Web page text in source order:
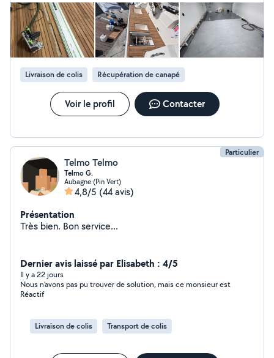
Livraison de colis Récupération de canapé
Voir le profil Contacter
Particulier
Telmo Telmo
Telmo G.
Aubagne (Pin Vert)
4,8/5 (44 avis)
Présentation
Très bien. Bon service...
Dernier avis laissé par Elisabeth : 4/5
Il y a 22 jours
Nous n’avons pas pu trouver de solution, mais ce monsieur est
Réactif
Livraison de colis Transport de colis